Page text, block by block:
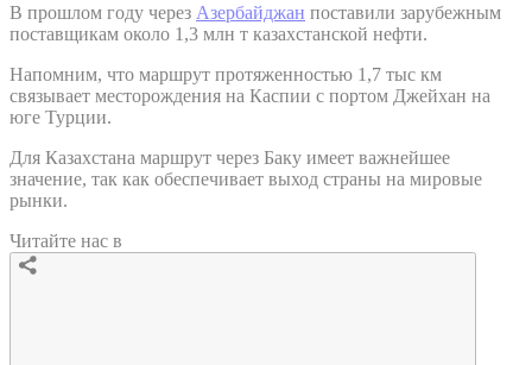
В прошлом году через Азербайджан поставили зарубежным
поставщикам около 1,3 млн т казахстанской нефти.
Напомним, что маршрут протяженностью 1,7 тыс км
связывает месторождения на Каспии с портом Джейхан на
юге Турции.
Для Казахстана маршрут через Баку имеет важнейшее
значение, так как обеспечивает выход страны на мировые
рынки.
Читайте нас в